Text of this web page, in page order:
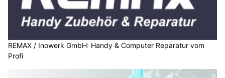
REMAX / Inowerk GmbH: Handy & Computer Reparatur vom
Profi